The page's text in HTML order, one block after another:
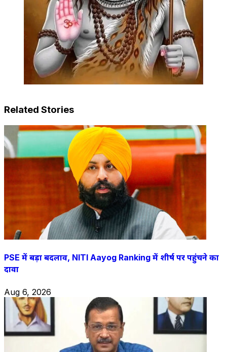
Related Stories
PSE में बड़ा बदलाव, NITI Aayog Ranking में शीर्ष पर पहुंचने का
दावा
Aug 6, 2026